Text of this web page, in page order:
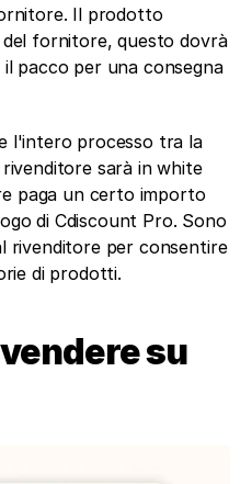
Il prodotto
del fornitore, questo dovrà
pacco per una consegna
l'intero processo tra la
sarà in white
paga un certo importo
di Cdiscount Pro. Sono
rivenditore per consentire
di prodotti.
su